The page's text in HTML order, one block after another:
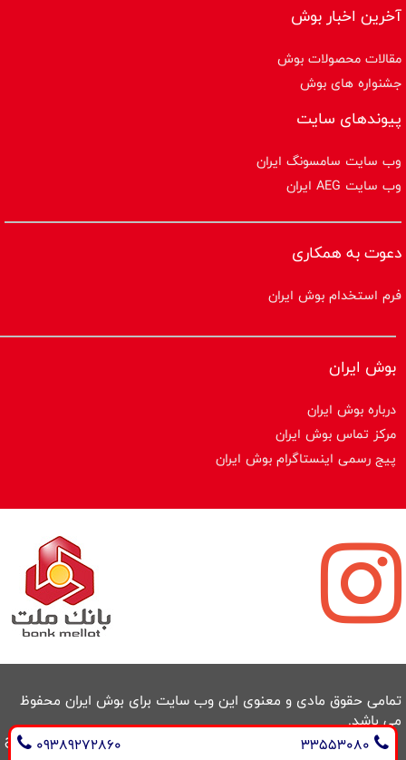
09389272860 33553080
آخرین اخبار بوش
مقالات محصولات بوش
جشنواره های بوش
پیوندهای سایت
وب سایت سامسونگ ایران
وب سایت AEG ایران
دعوت به همکاری
فرم استخدام بوش ایران
بوش ایران
درباره بوش ایران
مرکز تماس بوش ایران
پیج رسمی اینستاگرام بوش ایران
تمامی حقوق مادی و معنوی این وب سایت برای بوش ایران محفوظ
می باشد.
طراحی سایت و سئو : ایران طراح